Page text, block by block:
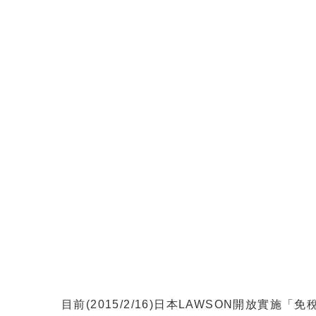
目前(2015/2/16)日本LAWSON開放實施「免